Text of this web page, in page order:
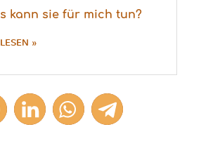
kann sie für mich tun?
»